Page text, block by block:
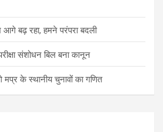
बढ़ रहा, हमने परंपरा बदली
संशोधन बिल बना कानून
के स्थानीय चुनावों का गणित